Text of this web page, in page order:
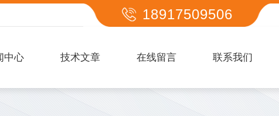
18917509506
中心 技术文章 在线留言 联系我们